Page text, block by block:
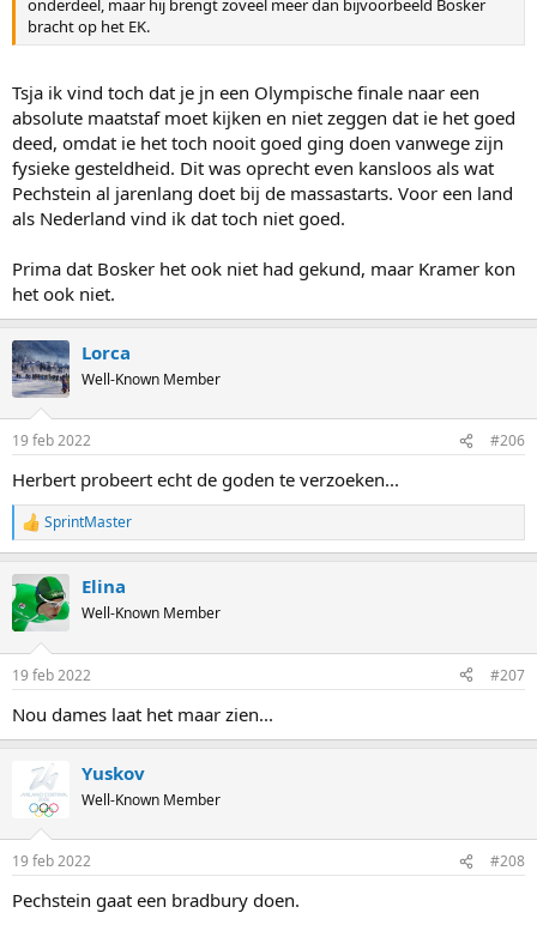
onderdeel, maar hij brengt zoveel meer dan bijvoorbeeld Bosker
bracht op het EK.
Tsja ik vind toch dat je jn een Olympische finale naar een
absolute maatstaf moet kijken en niet zeggen dat ie het goed
deed, omdat ie het toch nooit goed ging doen vanwege zijn
fysieke gesteldheid. Dit was oprecht even kansloos als wat
Pechstein al jarenlang doet bij de massastarts. Voor een land
als Nederland vind ik dat toch niet goed.
Prima dat Bosker het ook niet had gekund, maar Kramer kon
het ook niet.
Lorca
Well-Known Member
19 feb 2022 #206
Herbert probeert echt de goden te verzoeken...
R
e
c
t
i
s
SprintMaster
Elina
Well-Known Member
19 feb 2022 #207
Nou dames laat het maar zien...
Yuskov
Well-Known Member
19 feb 2022 #208
Pechstein gaat een bradbury doen.